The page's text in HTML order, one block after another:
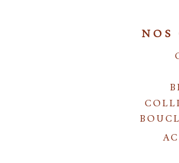
NOS